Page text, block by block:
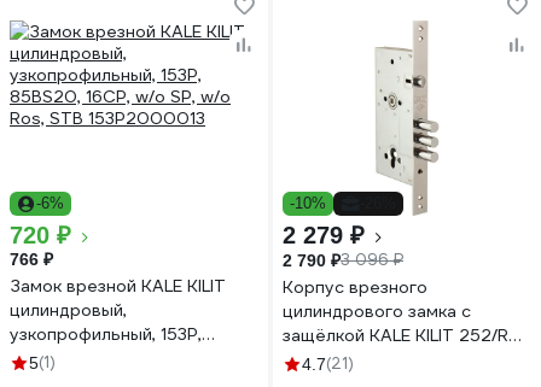
-6%
720 ₽
766 ₽
Замок врезной KALE KILIT
цилиндровый,
узкопрофильный, 153Р,
85BS20, 16CP, w/o SP, w/o
5(1)
-10%
2 279 ₽
2 790 ₽3 096 ₽
Корпус врезного
цилиндрового замка с
защёлкой KALE KILIT 252/R
w/b 1121
4.7(21)